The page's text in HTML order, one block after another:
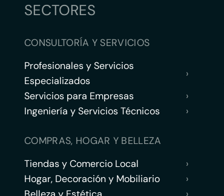
SECTORES
CONSULTORÍA Y SERVICIOS
Profesionales y Servicios
Especializados
›
Servicios para Empresas
›
Ingeniería y Servicios Técnicos
›
COMPRAS, HOGAR Y BELLEZA
Tiendas y Comercio Local
›
Hogar, Decoración y Mobiliario
›